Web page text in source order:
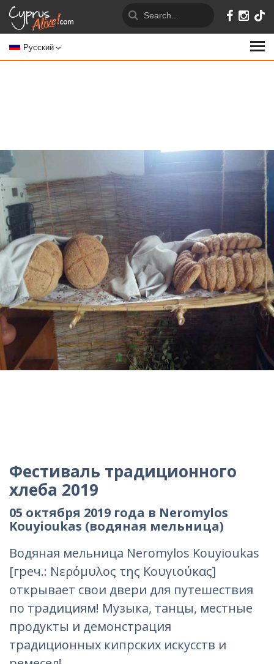
Русский
Фестиваль традиционного
хлеба 2019
05 октября 2019 года в Neromylos
Kouyioukas (водяная мельница)
Водяная мельница Neromylos Kouyioukas
[греч.: Νερόμυλος της Κουγιούκας]
открывает свои двери для путешествия
по традициям! Музыка, танцы, местные
продукты и демонстрация
традиционных кипрских искусств и